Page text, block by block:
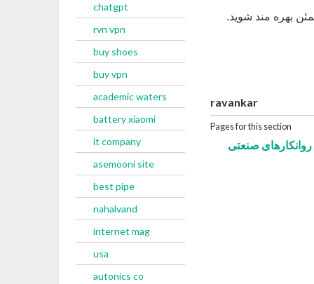
chatgpt
rvn vpn
buy shoes
buy vpn
academic waters
battery xiaomi
it company
asemooni site
best pipe
nahalvand
internet mag
usa
autonics co
بهره مند شوید.
ravankar
Pages for this section
روانکارهای صنعتی